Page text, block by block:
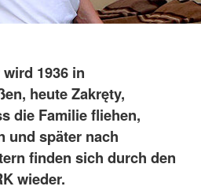
1936 in
heute Zakręty,
die Familie fliehen,
und später nach
finden sich durch den
wieder.